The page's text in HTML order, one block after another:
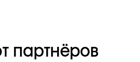
партнёров